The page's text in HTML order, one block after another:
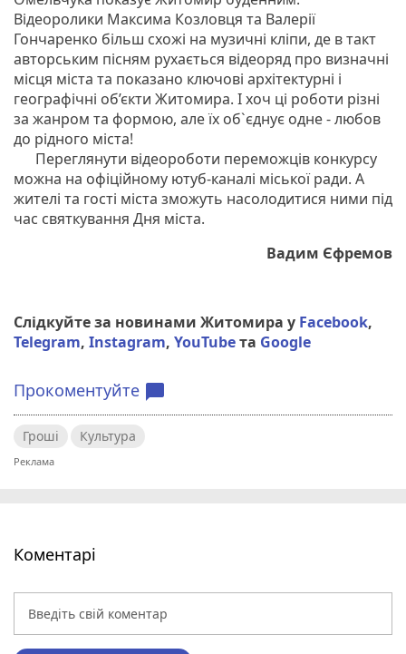
Відеоролики Максима Козловця та Валерії
Гончаренко більш схожі на музичні кліпи, де в такт
авторським пісням рухається відеоряд про визначні
місця міста та показано ключові архітектурні і
географічні об’єкти Житомира. І хоч ці роботи різні
за жанром та формою, але їх об`єднує одне - любов
до рідного міста!
Переглянути відеороботи переможців конкурсу
можна на офіційному ютуб-каналі міської ради. А
жителі та гості міста зможуть насолодитися ними під
час святкування Дня міста.
Вадим Єфремов
Слідкуйте за новинами Житомира у Facebook,
Telegram, Instagram, YouTubeта Google
Прокоментуйте chat_bubble
Гроші Культура
Коментарі